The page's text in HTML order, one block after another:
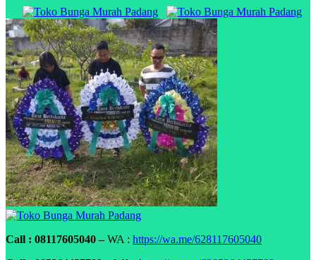
Call : 08117605040 –WA : https://wa.me/628117605040